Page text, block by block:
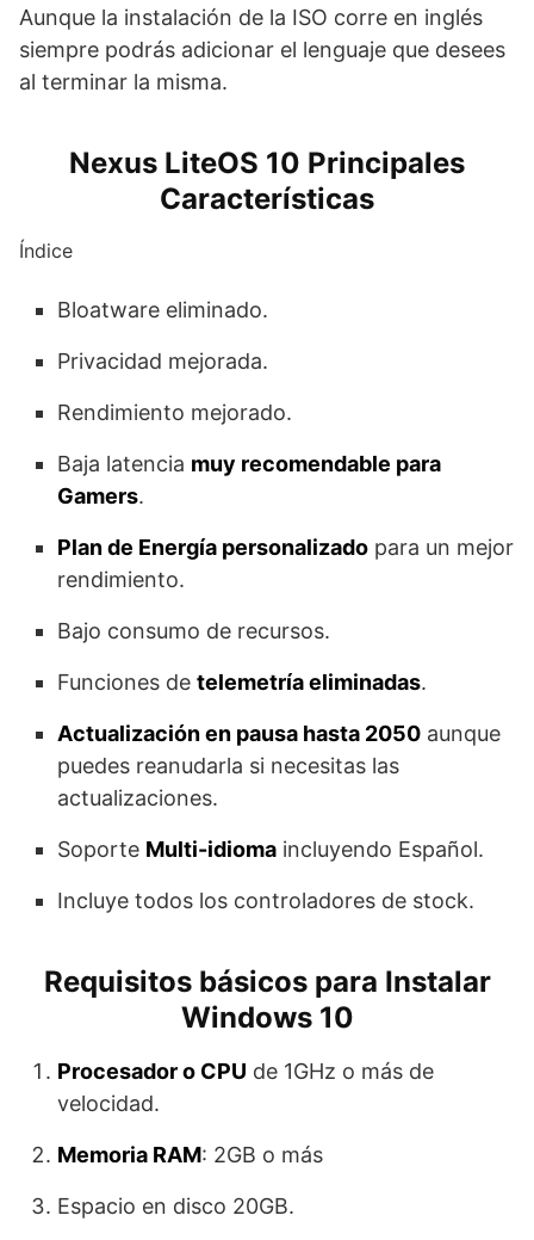
Aunque la instalación de la ISO corre en inglés
siempre podrás adicionar el lenguaje que desees
al terminar la misma.
Nexus LiteOS 10 Principales
Características
Índice
Bloatware eliminado.
Privacidad mejorada.
Rendimiento mejorado.
Baja latencia muy recomendable para
Gamers.
Plan de Energía personalizado para un mejor
rendimiento.
Bajo consumo de recursos.
Funciones de telemetría eliminadas.
Actualización en pausa hasta 2050 aunque
puedes reanudarla si necesitas las
actualizaciones.
Soporte Multi-idioma incluyendo Español.
Incluye todos los controladores de stock.
Requisitos básicos para Instalar
Windows 10
Procesador o CPU de 1GHz o más de
velocidad.
Memoria RAM: 2GB o más
Espacio en disco 20GB.